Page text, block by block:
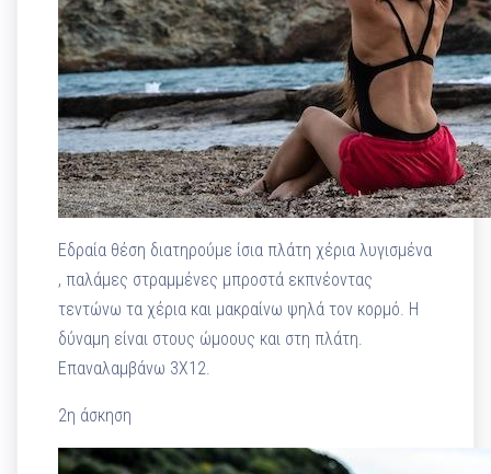
Εδραία θέση διατηρούμε ίσια πλάτη χέρια λυγισμένα
, παλάμες στραμμένες μπροστά εκπνέοντας
τεντώνω τα χέρια και μακραίνω ψηλά τον κορμό. Η
δύναμη είναι στους ώμοους και στη πλάτη.
Επαναλαμβάνω 3Χ12.
2η άσκηση